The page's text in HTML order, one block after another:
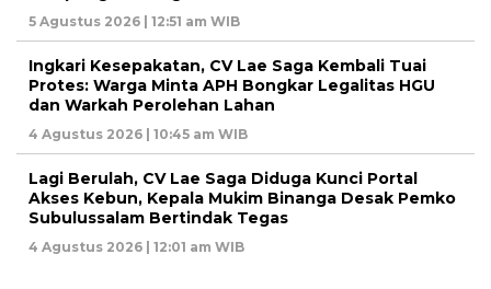
5 Agustus 2026 | 12:51 am WIB
Ingkari Kesepakatan, CV Lae Saga Kembali Tuai
Protes: Warga Minta APH Bongkar Legalitas HGU
dan Warkah Perolehan Lahan
4 Agustus 2026 | 10:45 am WIB
Lagi Berulah, CV Lae Saga Diduga Kunci Portal
Akses Kebun, Kepala Mukim Binanga Desak Pemko
Subulussalam Bertindak Tegas
4 Agustus 2026 | 12:01 am WIB